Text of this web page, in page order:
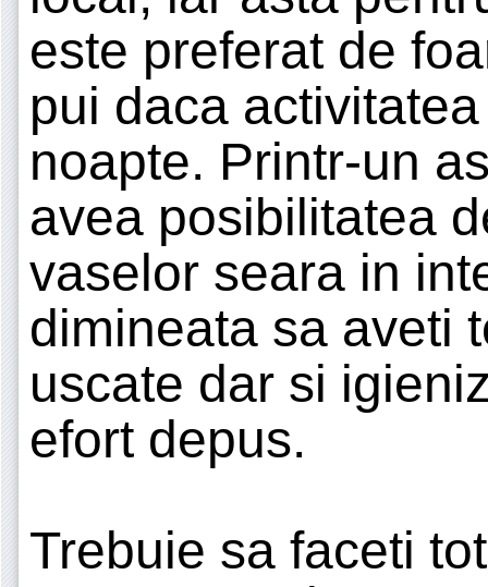
este preferat de
pui daca
noapte. Printr-un
avea posibilitatea
vaselor seara in
dimineata sa aveti
uscate dar si
efort depus.
Trebuie sa faceti